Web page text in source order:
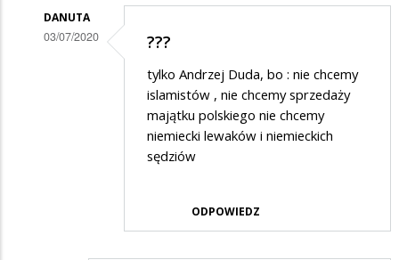
DANUTA
03/07/2020 ???
tylko Andrzej Duda, bo : nie chcemy
islamistów , nie chcemy sprzedaży
majątku polskiego nie chcemy
niemiecki lewaków i niemieckich
sędziów
ODPOWIEDZ